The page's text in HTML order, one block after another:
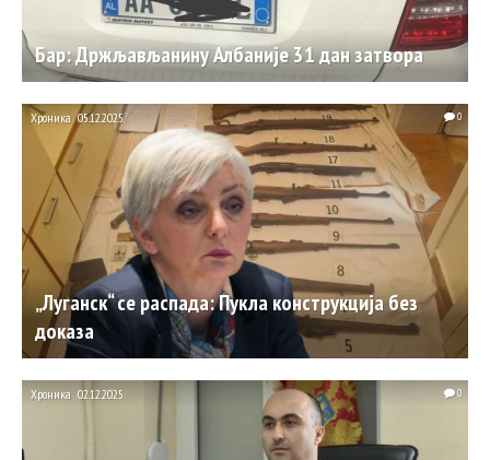
Бар: Држљављанину Албаније 31 дан затвора
„Луганск“ се распада: Пукла конструкција без
доказа
Хроника 05.12.2025. 0
Хроника 02.12.2025. 0